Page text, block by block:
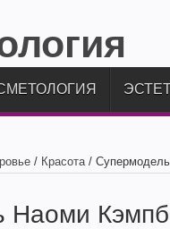
/ Красота /